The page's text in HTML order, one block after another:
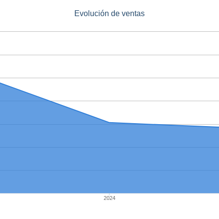
Evolución de ventas
2024